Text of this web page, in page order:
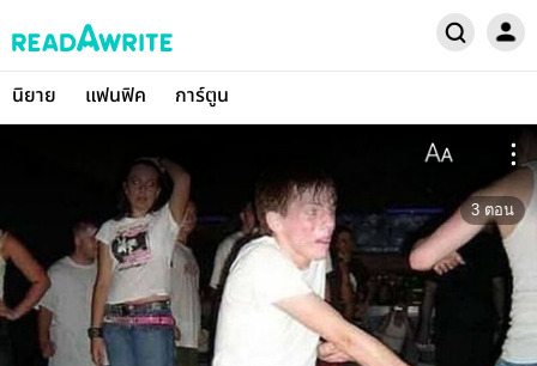
นิยาย แฟนฟิค การ์ตูน
3 ตอน